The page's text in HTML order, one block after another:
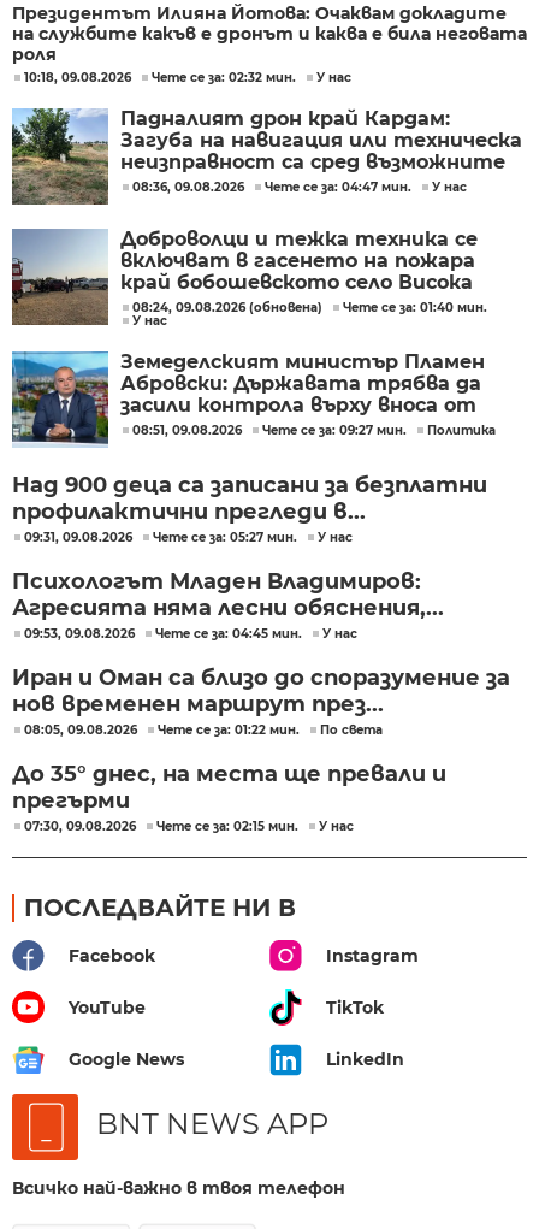
Президентът Илияна Йотова: Очаквам докладите
на службите какъв е дронът и каква е била неговата
роля
10:18, 09.08.2026 Чете се за: 02:32 мин. У нас
Падналият дрон край Кардам:
Загуба на навигация или техническа
неизправност са сред възможните
причини
08:36, 09.08.2026 Чете се за: 04:47 мин. У нас
Доброволци и тежка техника се
включват в гасенето на пожара
край бобошевското село Висока
могила
08:24, 09.08.2026 (обновена)
Чете се за: 01:40 мин.
У нас
Земеделският министър Пламен
Абровски: Държавата трябва да
засили контрола върху вноса от
трети страни
08:51, 09.08.2026 Чете се за: 09:27 мин. Политика
Над 900 деца са записани за безплатни
профилактични прегледи в...
09:31, 09.08.2026 Чете се за: 05:27 мин. У нас
Психологът Младен Владимиров:
Агресията няма лесни обяснения,...
09:53, 09.08.2026 Чете се за: 04:45 мин. У нас
Иран и Оман са близо до споразумение за
нов временен маршрут през...
08:05, 09.08.2026 Чете се за: 01:22 мин. По света
До 35° днес, на места ще превали и
прегърми
07:30, 09.08.2026 Чете се за: 02:15 мин. У нас
ПОСЛЕДВАЙТЕ НИ В
Facebook Instagram
YouTube TikTok
Google News LinkedIn
BNT NEWS APP
Всичко най-важно в твоя телефон